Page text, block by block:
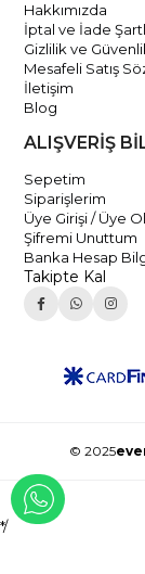
Hakkımızda
İptal ve İade
Gizlilik ve
Mesafeli Satış
İletişim
Blog
ALIŞVERİŞ
Sepetim
Siparişlerim
Üye Girişi / Üye Ol
Şifremi Unuttum
Banka Hesap
Takipte Kal
© 2025
*/